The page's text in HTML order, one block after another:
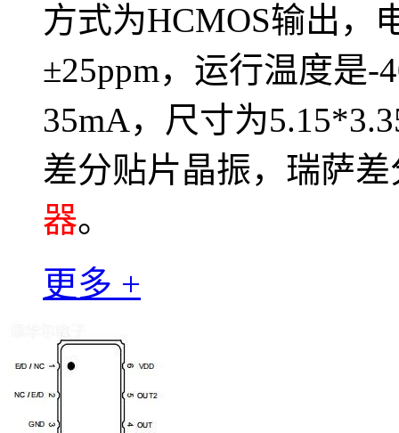
方式为HCMOS输出，
±25ppm，运行温度是-
35mA，尺寸为
差分贴片晶振，瑞萨
器。
更多 +